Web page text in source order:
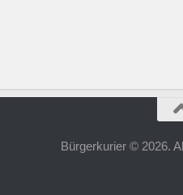
Bürgerkurier © 2026.